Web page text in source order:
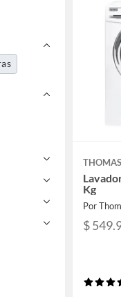
THOMAS
Kg
Por
$